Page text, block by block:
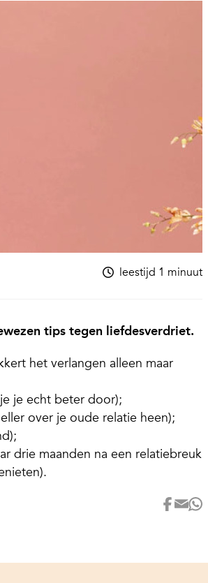
leestijd 1 minuut
tips tegen liefdesverdriet.
het verlangen alleen maar
je echt beter door);
over je oude relatie heen);
drie maanden na een relatiebreuk